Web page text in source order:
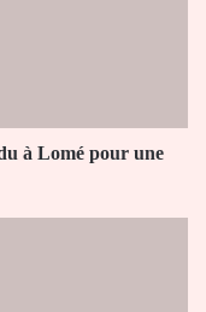
à Lomé pour une